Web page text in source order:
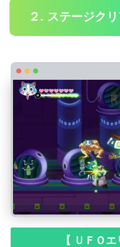
２. ステージク
【 ＵＦＯ